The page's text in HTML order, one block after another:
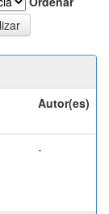
Autor(es)
-